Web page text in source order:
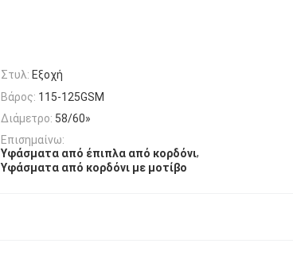
Στυλ: Εξοχή
Βάρος: 115-125GSM
Διάμετρο: 58/60»
Επισημαίνω:
Υφάσματα από έπιπλα από κορδόνι,
Υφάσματα από κορδόνι με μοτίβο